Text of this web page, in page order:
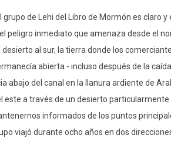
de Lehi del Libro de Mormón es claro
peligro inmediato que amenaza desde el
al sur, la tierra donde los
abierta - incluso después de la
abajo del canal en la llanura ardiente de
este a través de un desierto
informados de los puntos
viajó durante ocho años en dos